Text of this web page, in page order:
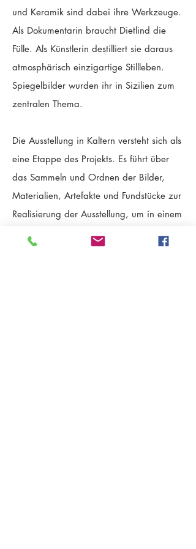
und Keramik sind dabei ihre Werkzeuge.
Als Dokumentarin braucht Dietlind die
Fülle. Als Künstlerin destilliert sie daraus
atmosphärisch einzigartige Stillleben.
Spiegelbilder wurden ihr in Sizilien zum
zentralen Thema.
Die Ausstellung in Kaltern versteht sich als
eine Etappe des Projekts. Es führt über
das Sammeln und Ordnen der Bilder,
Materialien, Artefakte und Fundstücke zur
Realisierung der Ausstellung, um in einem
BesucherInnen keine statische